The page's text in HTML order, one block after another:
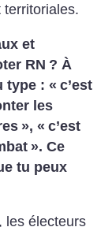
et
RN ? À
type : « c’est
les
», « c’est
». Ce
tu peux
les électeurs